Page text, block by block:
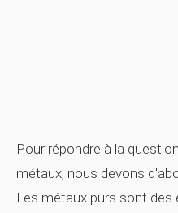
Pour répondre à la
métaux, nous devons
Les métaux purs sont des